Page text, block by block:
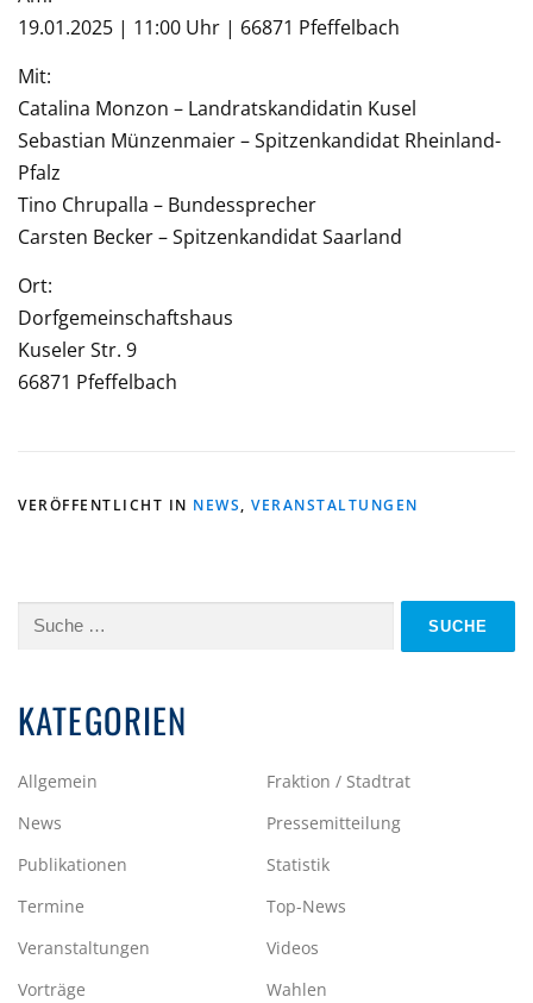
19.01.2025 | 11:00 Uhr | 66871 Pfeffelbach
Mit:
Catalina Monzon – Landratskandidatin Kusel
Sebastian Münzenmaier – Spitzenkandidat Rheinland-
Pfalz
Tino Chrupalla – Bundessprecher
Carsten Becker – Spitzenkandidat Saarland
Ort:
Dorfgemeinschaftshaus
Kuseler Str. 9
66871 Pfeffelbach
VERÖFFENTLICHT IN NEWS, VERANSTALTUNGEN
Suche
KATEGORIEN
Allgemein
Fraktion / Stadtrat
News
Pressemitteilung
Publikationen
Statistik
Termine
Top-News
Veranstaltungen
Videos
Vorträge
Wahlen